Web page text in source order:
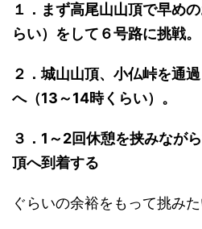
１．まず高尾山山頂で早め
らい）をして６号路に挑戦。
２．城山山頂、小仏峠を通
へ（13～14時くらい）。
３．1～2回休憩を挟みなが
頂へ到着する
ぐらいの余裕をもって挑みた